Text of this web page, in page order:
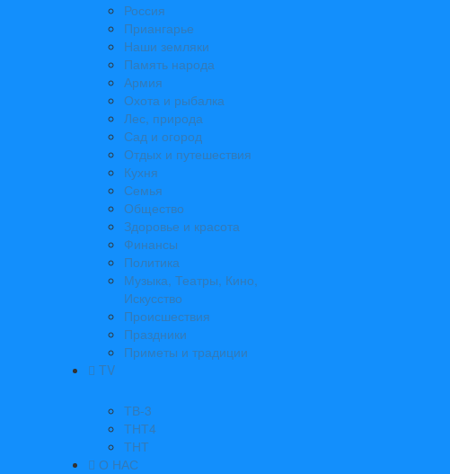
Россия
Приангарье
Наши земляки
Память народа
Армия
Охота и рыбалка
Лес, природа
Сад и огород
Отдых и путешествия
Кухня
Семья
Общество
Здоровье и красота
Финансы
Политика
Музыка, Театры, Кино,
Искусство
Происшествия
Праздники
Приметы и традиции
TV
ТВ-3
ТНТ4
ТНТ
О НАС